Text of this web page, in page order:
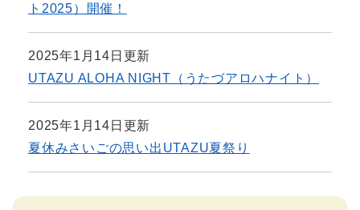
ト2025）開催！
2025年1月14日更新
UTAZU ALOHA NIGHT（うたづアロハナイト）
2025年1月14日更新
夏休みさいごの思い出UTAZU夏祭り